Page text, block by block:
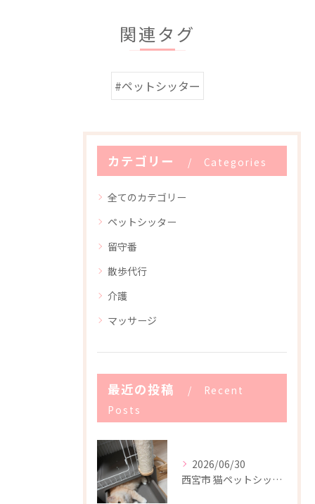
関連タグ
#ペットシッター
カテゴリー Categories
全てのカテゴリー
ペットシッター
留守番
散歩代行
介護
マッサージ
最近の投稿
Recent
Posts
2026/06/30
西宮市 猫ペットシッター